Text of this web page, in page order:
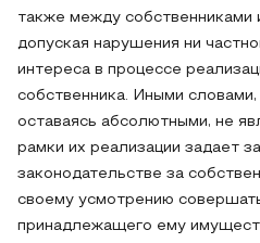
также между собственниками
допуская нарушения ни
интереса в процессе
собственника. Иными словами,
оставаясь абсолютными, не
рамки их реализации задает
законодательстве за
своему усмотрению
принадлежащего ему